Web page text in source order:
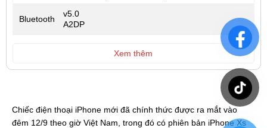
Chiếc điện thoại iPhone mới đã chính thức được ra mắt vào
đêm 12/9 theo giờ Việt Nam, trong đó có phiên bản iPhone Xs
Bluetooth
v5.0
A2DP
Xem thêm